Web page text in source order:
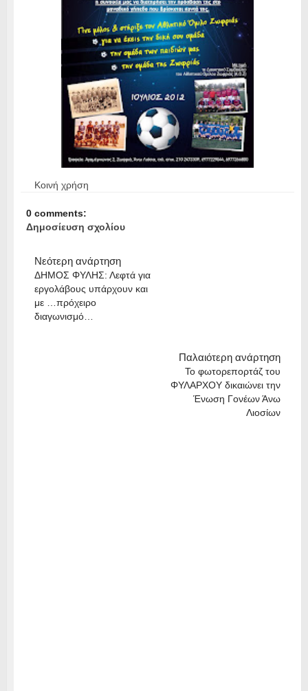
Κοινή χρήση
0 comments:
Δημοσίευση σχολίου
Νεότερη ανάρτηση
ΔΗΜΟΣ ΦΥΛΗΣ: Λεφτά για
εργολάβους υπάρχουν και
με …πρόχειρο
διαγωνισμό…
Παλαιότερη ανάρτηση
To φωτορεπορτάζ του
ΦΥΛΑΡΧΟΥ δικαιώνει την
Ένωση Γονέων Άνω
Λιοσίων